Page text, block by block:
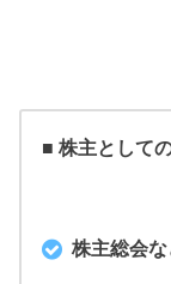
■株主として
株主総会